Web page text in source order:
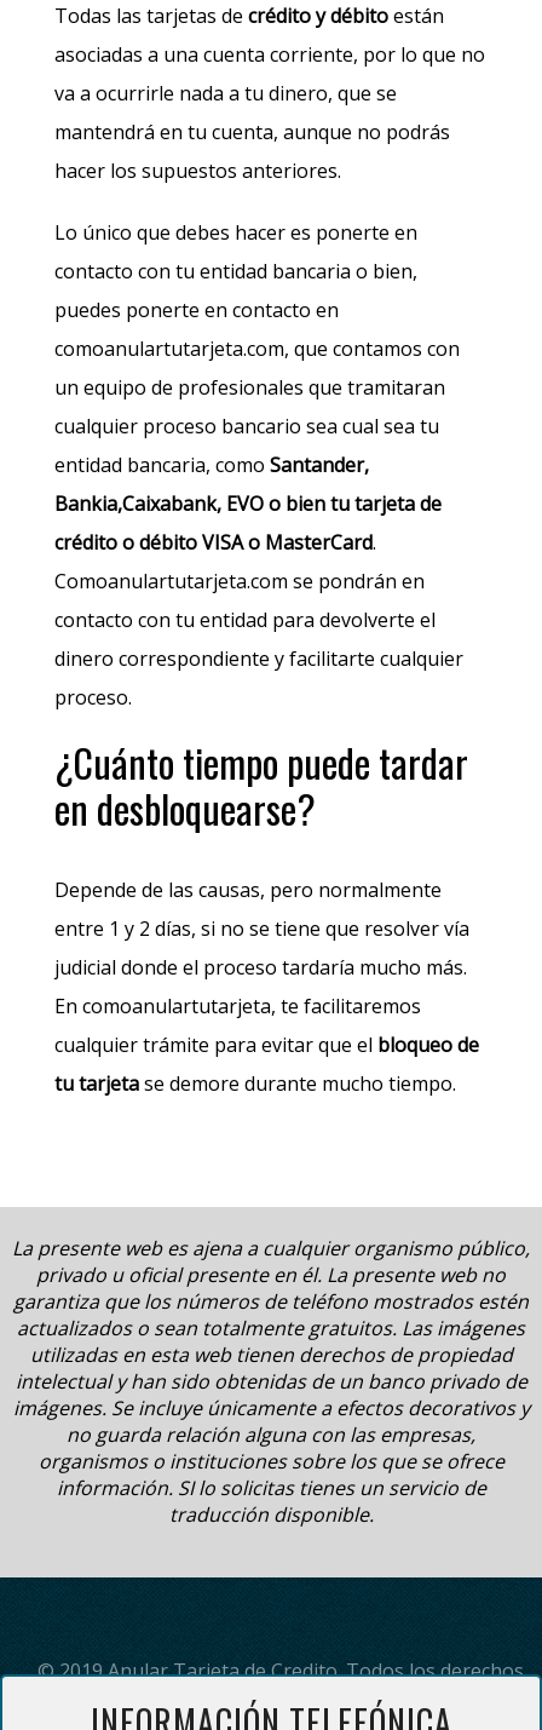
Todas las tarjetas de crédito y débitoestán
asociadas a una cuenta corriente, por lo que no
va a ocurrirle nada a tu dinero, que se
mantendrá en tu cuenta, aunque no podrás
hacer los supuestos anteriores.
Lo único que debes hacer es ponerte en
contacto con tu entidad bancaria o bien,
puedes ponerte en contacto en
comoanulartutarjeta.com, que contamos con
un equipo de profesionales que tramitaran
cualquier proceso bancario sea cual sea tu
entidad bancaria, como Santander,
Bankia,Caixabank, EVO o bien tu tarjeta de
crédito o débito VISA o MasterCard.
Comoanulartutarjeta.com se pondrán en
contacto con tu entidad para devolverte el
dinero correspondiente y facilitarte cualquier
proceso.
¿Cuánto tiempo puede tardar
en desbloquearse?
Depende de las causas, pero normalmente
entre 1 y 2 días, si no se tiene que resolver vía
judicial donde el proceso tardaría mucho más.
En comoanulartutarjeta, te facilitaremos
cualquier trámite para evitar que el bloqueo de
tu tarjetase demore durante mucho tiempo.
La presente web es ajena a cualquier organismo público,
privado u oficial presente en él. La presente web no
garantiza que los números de teléfono mostrados estén
actualizados o sean totalmente gratuitos. Las imágenes
utilizadas en esta web tienen derechos de propiedad
intelectual y han sido obtenidas de un banco privado de
imágenes. Se incluye únicamente a efectos decorativos y
no guarda relación alguna con las empresas,
organismos o instituciones sobre los que se ofrece
información. SI lo solicitas tienes un servicio de
traducción disponible.
© 2019 Anular Tarjeta de Credito. Todos los derechos
reservados.